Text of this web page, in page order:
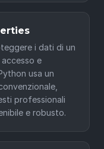
i dati di un
e
usa un
professionali
e robusto.